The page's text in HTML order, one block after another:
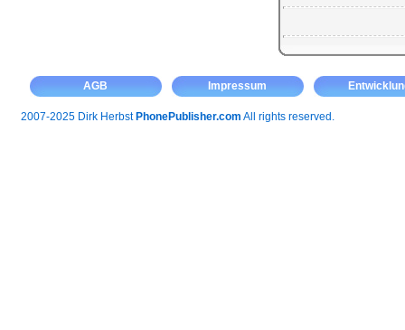
AGB Impressum
2007-2025 Dirk Herbst PhonePublisher.com All rights reserved.